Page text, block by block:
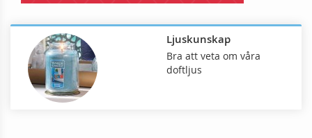
Ljuskunskap
Bra att veta om våra
doftljus